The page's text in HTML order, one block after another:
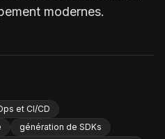
modernes.
et CI/CD
génération de SDKs